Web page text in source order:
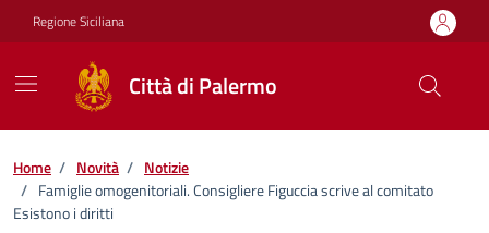
Vai ai contenuti
Vai al footer
Regione Siciliana
Città di Palermo
Home / Novità / Notizie
/ Famiglie omogenitoriali. Consigliere Figuccia scrive al comitato
Esistono i diritti